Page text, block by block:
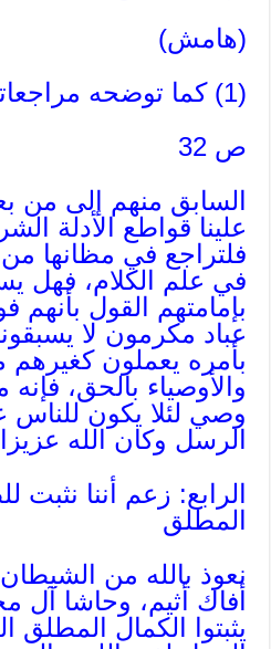
(هامش)
(1) كما توضحه مراجعاتنا. (*)
ص 32
السابق منهم إلى من
علينا قواطع الأدلة
فلتراجع في مظانها
في علم الكلام، فهل
بإمامتهم القول بأنهم
عباد مكرمون لا
بأمره يعملون كغيرهم
والأوصياء بالحق، فإنه
وصي لئلا يكون للناس
الرسل وكان الله
الرابع: زعم أننا نثبت
المطلق
نعوذ بالله من
أفاك أثيم، وحاشا آل
يثبتوا الكمال المطلق